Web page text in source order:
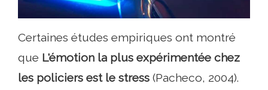
Certaines études empiriques ont montré
que L'émotion la plus expérimentée chez
les policiers est le stress (Pacheco, 2004).